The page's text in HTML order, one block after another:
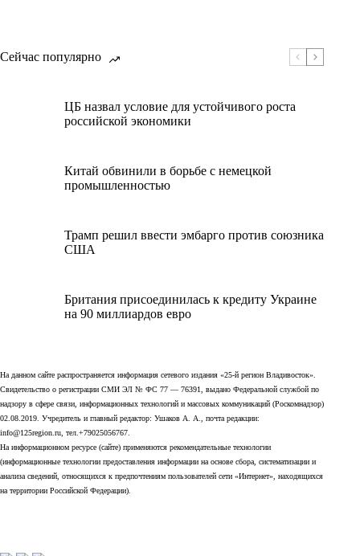
Сейчас популярно
ЦБ назвал условие для устойчивого роста
российской экономики
Китай обвинили в борьбе с немецкой
промышленностью
Трамп решил ввести эмбарго против союзника
США
Британия присоединилась к кредиту Украине
на 90 миллиардов евро
На данном сайте распространяется информация сетевого издания «25-й регион Владивосток».
Свидетельство о регистрации СМИ ЭЛ № ФС 77 — 76391, выдано Федеральной службой по
надзору в сфере связи, информационных технологий и массовых коммуникаций (Роскомнадзор)
02.08.2019. Учредитель и главный редактор: Ушаков А. А., почта редакции:
info@125region.ru, тел.+79025056767.
На информационном ресурсе (сайте) применяются рекомендательные технологии
(информационные технологии предоставления информации на основе сбора, систематизации и
анализа сведений, относящихся к предпочтениям пользователей сети «Интернет», находящихся
на территории Российской Федерации).